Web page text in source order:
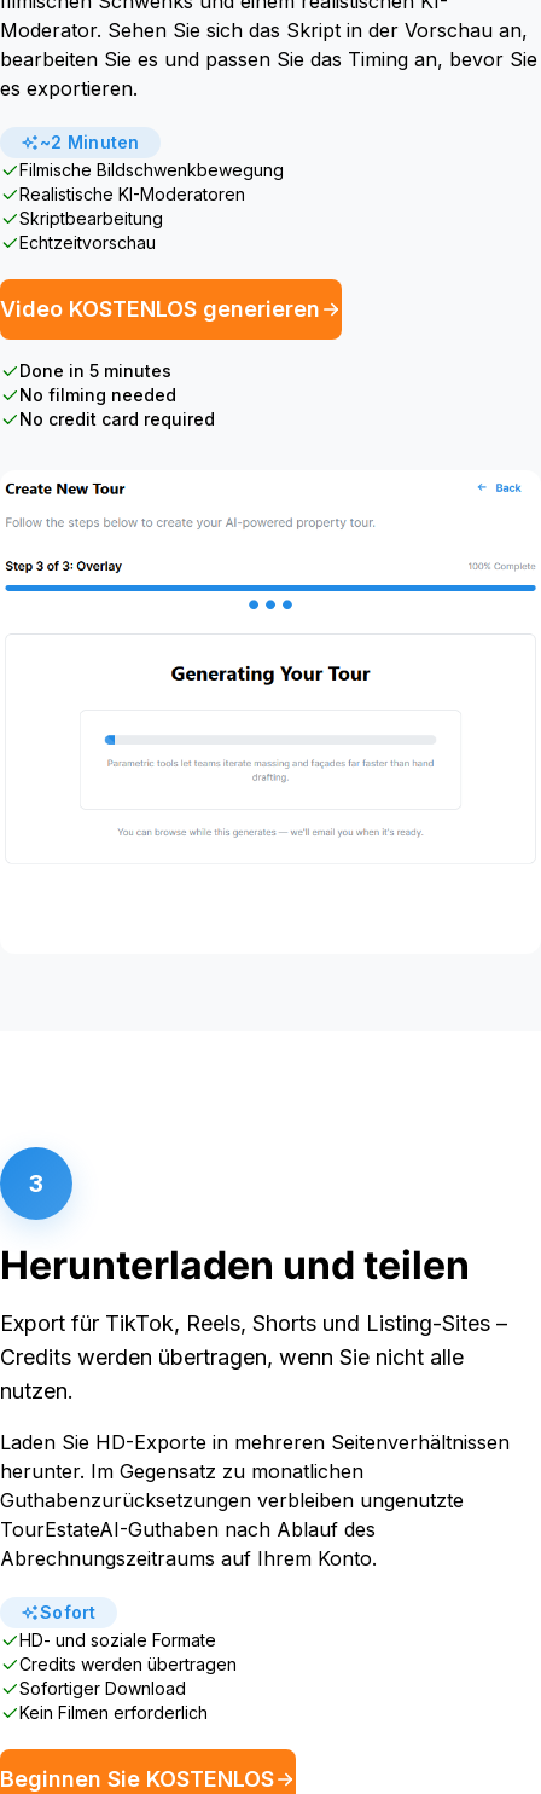
Moderator. Sehen Sie sich das Skript in der Vorschau an,
bearbeiten Sie es und passen Sie das Timing an, bevor Sie
es exportieren.
~2 Minuten
Filmische Bildschwenkbewegung
Realistische KI-Moderatoren
Skriptbearbeitung
Echtzeitvorschau
Video KOSTENLOS generieren
Done in 5 minutes
No filming needed
No credit card required
3
Herunterladen und teilen
Export für TikTok, Reels, Shorts und Listing-Sites –
Credits werden übertragen, wenn Sie nicht alle
nutzen.
Laden Sie HD-Exporte in mehreren Seitenverhältnissen
herunter. Im Gegensatz zu monatlichen
Guthabenzurücksetzungen verbleiben ungenutzte
TourEstateAI-Guthaben nach Ablauf des
Abrechnungszeitraums auf Ihrem Konto.
Sofort
HD- und soziale Formate
Credits werden übertragen
Sofortiger Download
Kein Filmen erforderlich
Beginnen Sie KOSTENLOS